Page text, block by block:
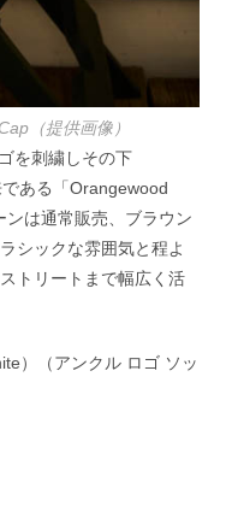
（提供画像）
を刺繍しその下
ある「Orangewood
は通常販売、ブラウン
シックな雰囲気と程よ
トリートまで幅広く活
）（アンクル ロゴ ソッ